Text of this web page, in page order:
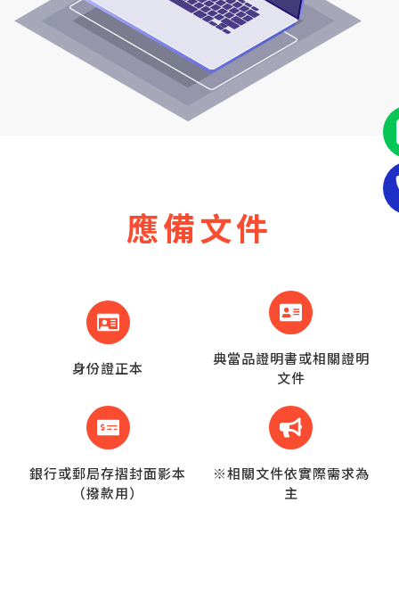
應備文件
身份證正本
典當品證明書或相關證明
文件
銀行或郵局存摺封面影本
（撥款用）
※相關文件依實際需求為
主